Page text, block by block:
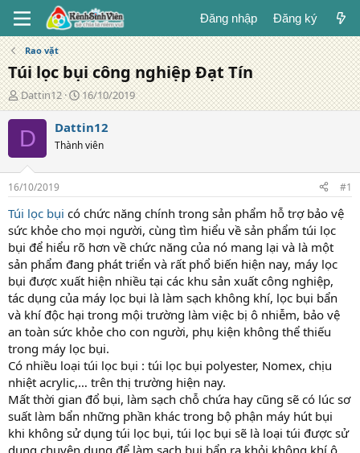
Đăng nhập Đăng ký
Rao vặt
Túi lọc bụi công nghiệp Đạt Tín
T
á
c
ả
Dattin12
N
g
à
đ
g
16/10/2019
D Dattin12
Thành viên
16/10/2019 #1
Túi lọc bụi có chức năng chính trong sản phẩm hỗ trợ bảo vệ
sức khỏe cho mọi người, cùng tìm hiểu về sản phẩm túi lọc
bụi để hiểu rõ hơn về chức năng của nó mang lại và là một
sản phẩm đang phát triển và rất phổ biến hiện nay, máy lọc
bụi được xuất hiện nhiều tại các khu sản xuất công nghiệp,
tác dụng của máy lọc bụi là làm sạch không khí, lọc bụi bẩn
và khí độc hại trong mội trường làm việc bị ô nhiễm, bảo vệ
an toàn sức khỏe cho con người, phụ kiện không thể thiếu
trong máy lọc bụi.
Có nhiều loại túi lọc bụi : túi lọc bụi polyester, Nomex, chịu
nhiệt acrylic,… trên thị trường hiện nay.
Mất thời gian đổ bụi, làm sạch chỗ chứa hay cũng sẽ có lúc sơ
suất làm bẩn những phần khác trong bộ phận máy hút bụi
khi không sử dụng túi lọc bụi, túi lọc bụi sẽ là loại túi được sử
dụng chuyên dụng để làm sạch bụi bẩn ra khỏi không khí ô